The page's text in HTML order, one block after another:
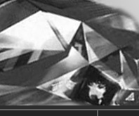
on line92
on line96